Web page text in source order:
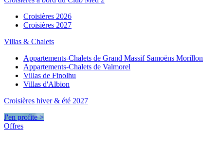
Croisières 2026
Croisières 2027
Villas & Chalets
Appartements-Chalets de Grand Massif Samoëns Morillon
Appartements-Chalets de Valmorel
Villas de Finolhu
Villas d'Albion
Croisières hiver & été 2027
J'en profite >
Offres